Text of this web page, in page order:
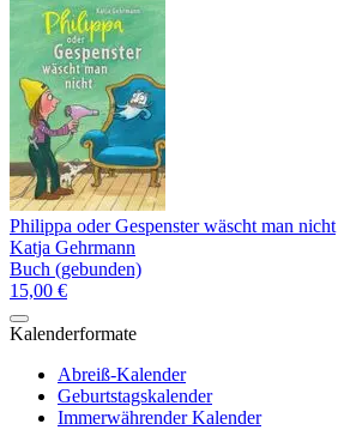
Philippa oder Gespenster wäscht man nicht
Katja Gehrmann
Buch (gebunden)
15,00 €
Kalenderformate
Abreiß-Kalender
Geburtstagskalender
Immerwährender Kalender